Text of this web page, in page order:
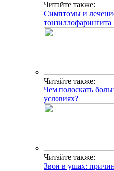
Читайте также:
Симптомы и
тонзиллофарингита
Читайте также:
Чем полоскать
условиях?
Читайте также:
Звон в ушах: